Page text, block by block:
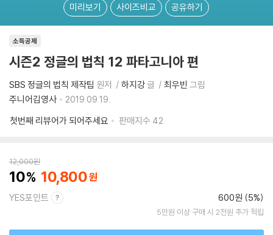
미리보기 사이즈비교 공유하기
소득공제
시즌2 정글의 법칙 12 파타고니아 편
SBS 정글의 법칙 제작팀 원저 하지강글 최우빈 그림
주니어김영사
2019.09.19.
첫번째 리뷰어가 되어주세요
판매지수 42
12,000원
10 10,800
YES포인트 600원 (5%)
5만원 이상 구매 시 2천원 추가 적립